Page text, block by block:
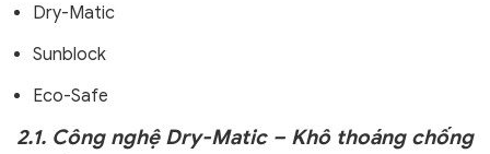
Dry-Matic
Sunblock
Eco-Safe
2.1. Công nghệ Dry-Matic – Khô thoáng chống